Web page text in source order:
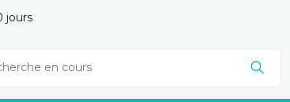
jours